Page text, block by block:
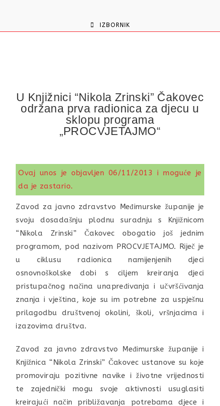
IZBORNIK
U Knjižnici “Nikola Zrinski” Čakovec
održana prva radionica za djecu u
sklopu programa
„PROCVJETAJMO“
Ovaj unos je objavljen 06/11/2013 i moguće je
da je zastario.
Zavod za javno zdravstvo Međimurske županije je
svoju dosadašnju plodnu suradnju s Knjižnicom
“Nikola Zrinski” Čakovec obogatio još jednim
programom, pod nazivom PROCVJETAJMO. Riječ je
u ciklusu radionica namijenjenih djeci
osnovnoškolske dobi s ciljem kreiranja djeci
pristupačnog načina unapređivanja i učvršćivanja
znanja i vještina, koje su im potrebne za uspješnu
prilagodbu društvenoj okolini, školi, vršnjacima i
izazovima društva.
Zavod za javno zdravstvo Međimurske županije i
Knjižnica “Nikola Zrinski” Čakovec ustanove su koje
promoviraju pozitivne navike i životne vrijednosti
te zajednički mogu svoje aktivnosti usuglasiti
kreirajući način približavanja potrebama djece i